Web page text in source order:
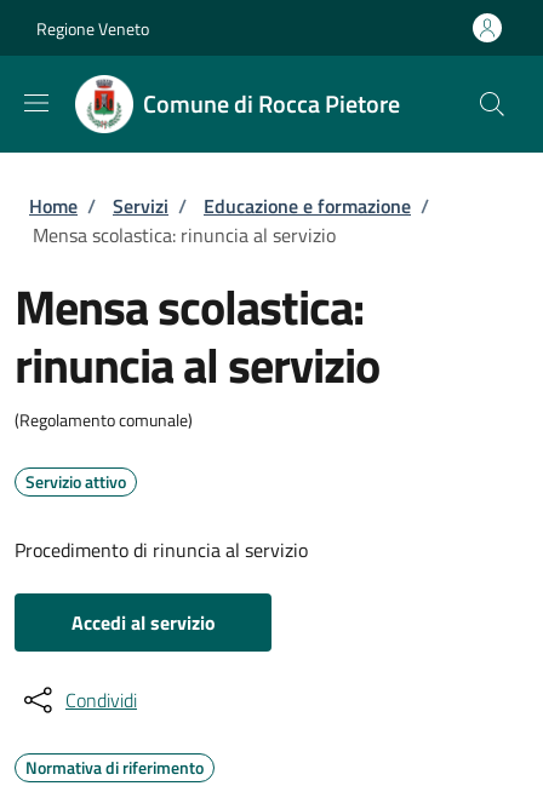
Regione Veneto
Comune di Rocca Pietore
Briciole di pane
Home / Servizi / Educazione e formazione /
Mensa scolastica: rinuncia al servizio
Mensa scolastica:
rinuncia al servizio
(Regolamento comunale)
Servizio attivo
Procedimento di rinuncia al servizio
Accedi al servizio
Condividi
Normativa di riferimento